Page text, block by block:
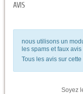
AVIS
nous utilisons un
les spams et faux avis
Tous les avis sur
Soyez